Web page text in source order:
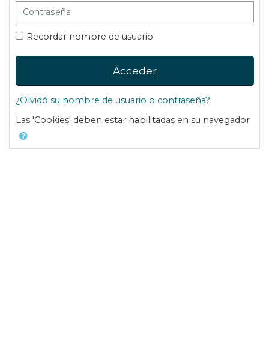
Contraseña
Recordar nombre de usuario
Acceder
¿Olvidó su nombre de usuario o contraseña?
Las 'Cookies' deben estar habilitadas en su navegador